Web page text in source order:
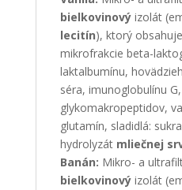
bielkovinovýizolát
lecitín), ktorý
mikrofrakcie beta-
laktalbumínu,
séra, imunoglobulínu
glykomakropeptidov,
glutamín, sladidlá:
hydrolyzát mliečnej
Banán: Mikro- a
bielkovinovýizolát